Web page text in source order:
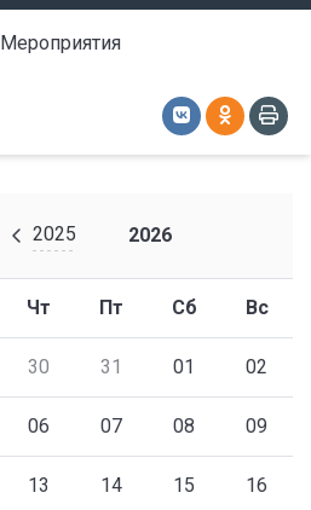
Мероприятия
2025 2026
Чт Пт Сб Вс
30 31 01 02
06 07 08 09
13 14 15 16